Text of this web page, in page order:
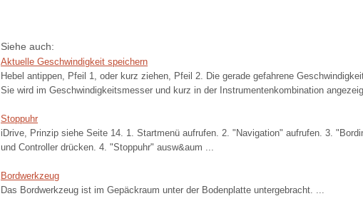
Siehe auch:
Aktuelle Geschwindigkeit speichern
Hebel antippen, Pfeil 1, oder kurz ziehen, Pfeil 2. Die gerade gefahrene
Sie wird im Geschwindigkeitsmesser und kurz in der Instrumentenkombination
Stoppuhr
iDrive, Prinzip siehe Seite 14. 1. Startmenü aufrufen. 2. "Navigation" aufrufen. 3.
und Controller drücken. 4. "Stoppuhr" ausw&aum ...
Bordwerkzeug
Das Bordwerkzeug ist im Gepäckraum unter der Bodenplatte untergebracht. ...